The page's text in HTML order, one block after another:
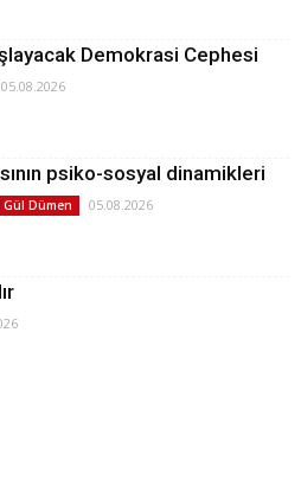
Demokrasi Cephesi
05.08.2026
psiko-sosyal dinamikleri
Dümen 05.08.2026